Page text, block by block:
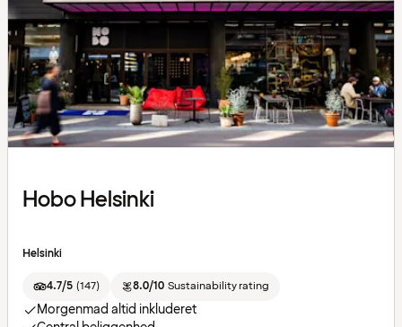
Hobo Helsinki
Helsinki
4.7/5 (147) 8.0/10 Sustainability rating
Morgenmad altid inkluderet